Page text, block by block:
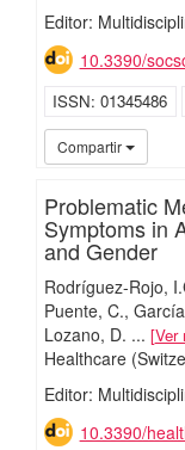
Editor:
10.3390/
ISSN 01345486
Compartir
Problematic
Symptoms in
and Gender
Rodríguez-Rojo,
Puente, C.
Lozano, D. ... Ver
Healthcare
Editor:
10.3390/